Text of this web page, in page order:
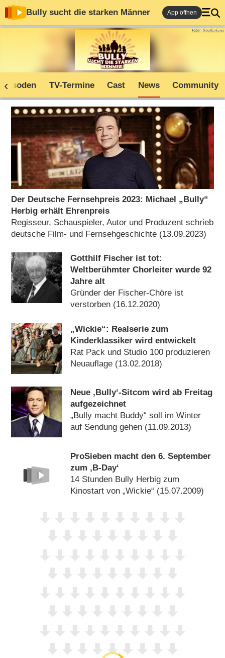
Bully sucht die starken Männer App öffnen
Bild: ProSieben
TV-Termine Cast News Community
Der Deutsche Fernsehpreis 2023: Michael „Bully“
Herbig erhält Ehrenpreis
Regisseur, Schauspieler, Autor und Produzent schrieb
deutsche Film- und Fernsehgeschichte (13.09.2023)
Gotthilf Fischer ist tot:
Weltberühmter Chorleiter wurde 92
Jahre alt
Gründer der Fischer-Chöre ist
verstorben (16.12.2020)
„Wickie“: Realserie zum
Kinderklassiker wird entwickelt
Rat Pack und Studio 100 produzieren
Neuauflage (13.02.2018)
Neue ‚Bully‘-Sitcom wird ab Freitag
aufgezeichnet
„Bully macht Buddy“ soll im Winter
auf Sendung gehen (11.09.2013)
ProSieben macht den 6. September
zum ‚B-Day‘
14 Stunden Bully Herbig zum
Kinostart von „Wickie“ (15.07.2009)